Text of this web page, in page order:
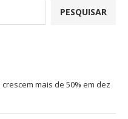
PESQUISAR
mais de 50% em dez